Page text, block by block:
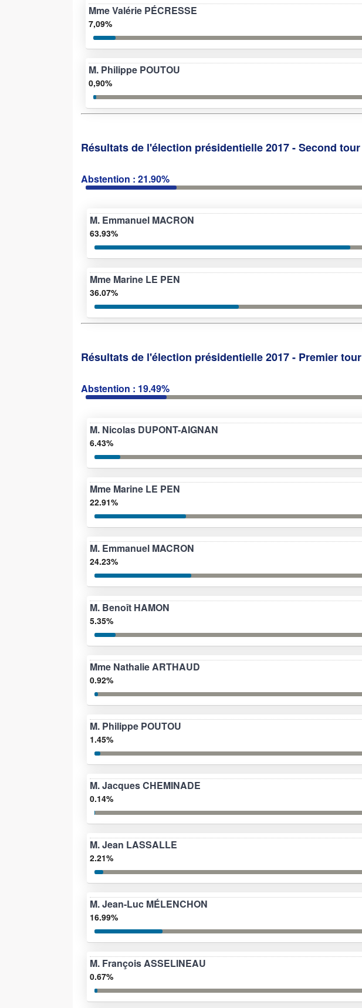
Mme Valérie PÉCRESSE
7,09%
M. Philippe POUTOU
0,90%
Résultats de l'élection présidentielle 2017 - Second tour
Abstention : 21.90%
M. Emmanuel MACRON
63.93%
Mme Marine LE PEN
36.07%
Résultats de l'élection présidentielle 2017 - Premier tour
Abstention : 19.49%
M. Nicolas DUPONT-AIGNAN
6.43%
Mme Marine LE PEN
22.91%
M. Emmanuel MACRON
24.23%
M. Benoît HAMON
5.35%
Mme Nathalie ARTHAUD
0.92%
M. Philippe POUTOU
1.45%
M. Jacques CHEMINADE
0.14%
M. Jean LASSALLE
2.21%
M. Jean-Luc MÉLENCHON
16.99%
M. François ASSELINEAU
0.67%